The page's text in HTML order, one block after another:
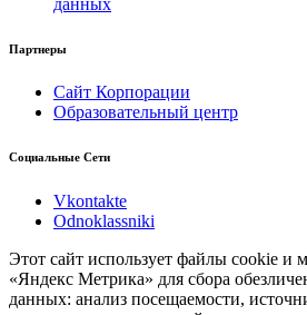
Партнеры
Сайт Корпорации
Образовательный центр
Социальные Сети
Vkontakte
Odnoklassniki
Этот сайт использует файлы cookie и
«Яндекс Метрика» для сбора
данных: анализ посещаемости,